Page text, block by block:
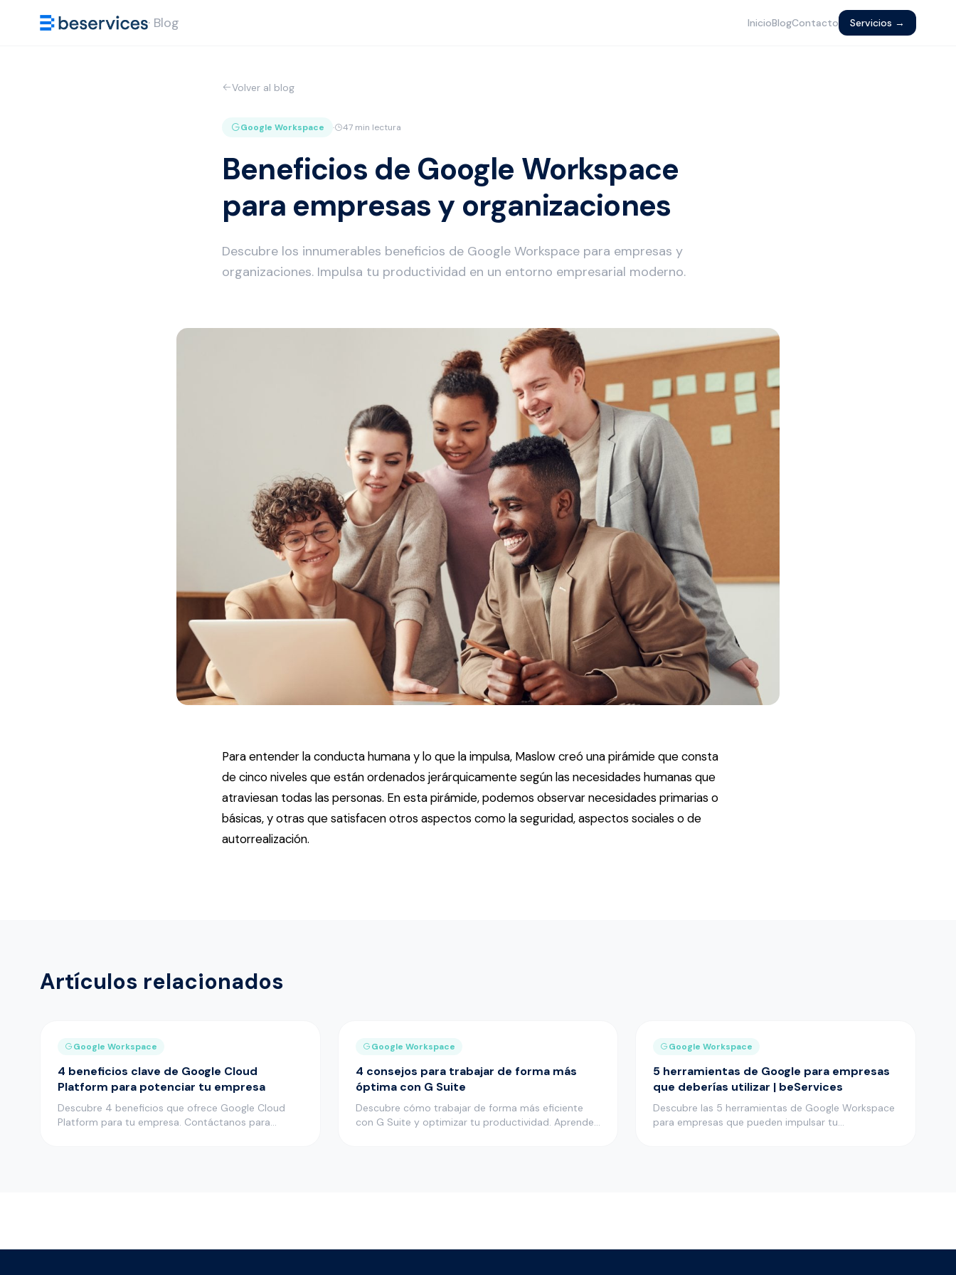
· Blog InicioBlogContacto Servicios →
Volver al blog
Google Workspace · 47 min lectura
Beneficios de Google Workspace
para empresas y organizaciones
Descubre los innumerables beneficios de Google Workspace para empresas y
organizaciones. Impulsa tu productividad en un entorno empresarial moderno.
Para entender la conducta humana y lo que la impulsa, Maslow creó una pirámide que consta
de cinco niveles que están ordenados jerárquicamente según las necesidades humanas que
atraviesan todas las personas. En esta pirámide, podemos observar necesidades primarias o
básicas, y otras que satisfacen otros aspectos como la seguridad, aspectos sociales o de
autorrealización.
Artículos relacionados
Google Workspace
4 beneficios clave de Google Cloud
Platform para potenciar tu empresa
Descubre 4 beneficios que ofrece Google Cloud
Platform para tu empresa. Contáctanos para
Google Workspace
4 consejos para trabajar de forma más
óptima con G Suite
Descubre cómo trabajar de forma más eficiente
con G Suite y optimizar tu productividad. Aprende
Google Workspace
5 herramientas de Google para empresas
que deberías utilizar | beServices
Descubre las 5 herramientas de Google Workspace
para empresas que pueden impulsar tu